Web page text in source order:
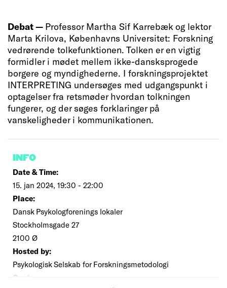
Debat — Professor Martha Sif Karrebæk og lektor
Marta Krilova, Københavns Universitet: Forskning
vedrørende tolkefunktionen. Tolken er en vigtig
formidler i mødet mellem ikke-dansksprogede
borgere og myndighederne. I forskningsprojektet
INTERPRETING undersøges med udgangspunkt i
optagelser fra retsmøder hvordan tolkningen
fungerer, og der søges forklaringer på
vanskeligheder i kommunikationen.
INFO
Date & Time:
15. jan 2024, 19:30 - 22:00
Place:
Dansk Psykologforenings lokaler
Stockholmsgade 27
2100 Ø
Hosted by:
Psykologisk Selskab for Forskningsmetodologi
Cost: